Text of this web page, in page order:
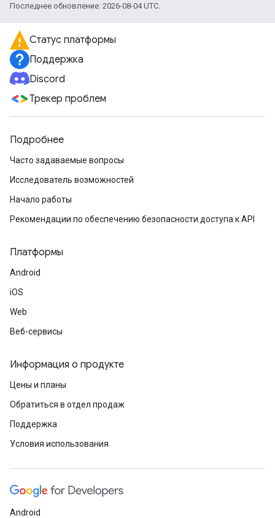
Последнее обновление: 2026-08-04 UTC.
Статус платформы
Поддержка
Discord
Трекер проблем
Подробнее
Часто задаваемые вопросы
Исследователь возможностей
Начало работы
Рекомендации по обеспечению безопасности доступа к API
Платформы
Android
iOS
Web
Веб-сервисы
Информация о продукте
Цены и планы
Обратиться в отдел продаж
Поддержка
Условия использования
Android